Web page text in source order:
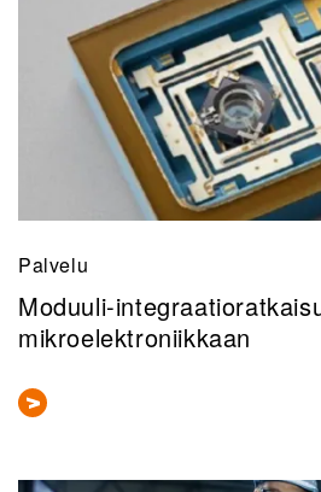
Palvelu
Moduuli-
mikroelektroniikkaan